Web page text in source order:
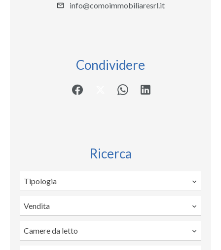
info@comoimmobiliaresrl.it
Condividere
Ricerca
Tipologia
Vendita
Camere da letto